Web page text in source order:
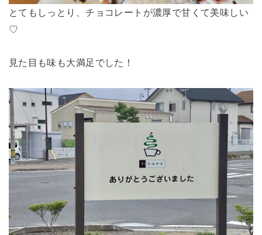
とてもしっとり、チョコレートが濃厚で甘くて美味しい
♡
見た目も味も大満足でした！